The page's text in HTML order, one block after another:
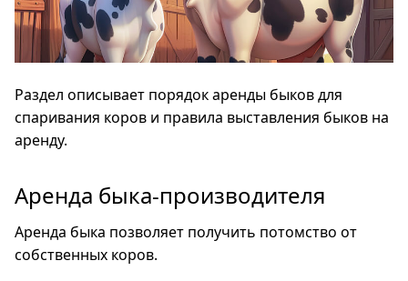
Раздел описывает порядок аренды быков для
спаривания коров и правила выставления быков на
аренду.
Аренда быка-производителя
Аренда быка позволяет получить потомство от
собственных коров.